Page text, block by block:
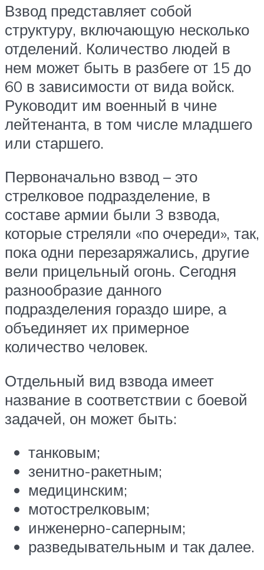
Взвод представляет собой
структуру, включающую несколько
отделений. Количество людей в
нем может быть в разбеге от 15 до
60 в зависимости от вида войск.
Руководит им военный в чине
лейтенанта, в том числе младшего
или старшего.
Первоначально взвод – это
стрелковое подразделение, в
составе армии были 3 взвода,
которые стреляли «по очереди», так,
пока одни перезаряжались, другие
вели прицельный огонь. Сегодня
разнообразие данного
подразделения гораздо шире, а
объединяет их примерное
количество человек.
Отдельный вид взвода имеет
название в соответствии с боевой
задачей, он может быть:
танковым;
зенитно-ракетным;
медицинским;
мотострелковым;
инженерно-саперным;
разведывательным и так далее.